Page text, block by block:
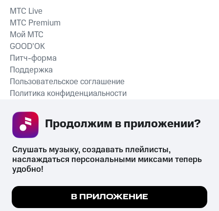
СКАЧАТЬ ПРИЛОЖЕНИЕ
MTС Live
MTС Premium
Мой МТС
GOOD’OK
Питч-форма
Поддержка
Пользовательское соглашение
Политика конфиденциальности
психотропных веществ, их аналогов причиняет вред здоровью,
их незаконный оборот запрещён и влечёт установленную
законодательством ответственность.
Мы используем куки, чтобы на сайте все
Подробнее
Слушать музыку, создавать плейлисты,
наслаждаться персональными миксами теперь
удобно!
В ПРИЛОЖЕНИЕ